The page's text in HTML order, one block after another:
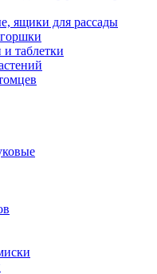
ящики для рассады
таблетки